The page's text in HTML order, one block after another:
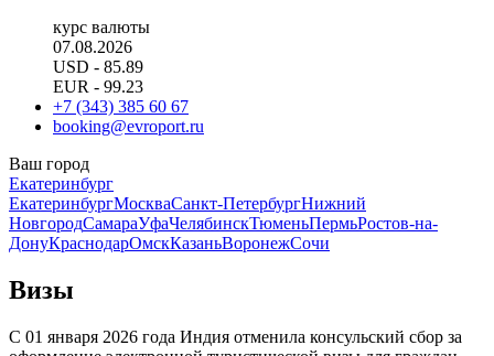
курс валюты
07.08.2026
USD - 85.89
EUR - 99.23
+7 (343) 385 60 67
booking@evroport.ru
Ваш город
Екатеринбург
ЕкатеринбургМоскваСанкт-ПетербургНижний
НовгородСамараУфаЧелябинскТюменьПермьРостов-на-
ДонуКраснодарОмскКазаньВоронежСочи
Визы
C 01 января 2026 года Индия отменила консульский сбор за